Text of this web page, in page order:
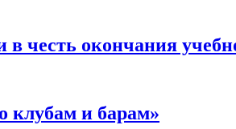
честь окончания
клубам и барам»